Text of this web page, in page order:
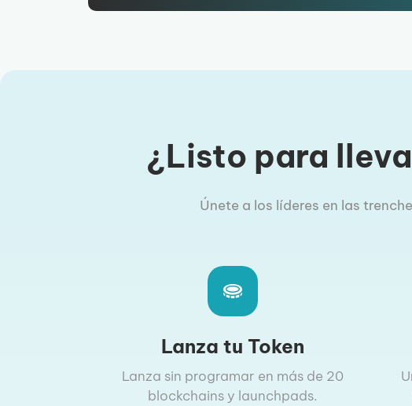
¿Listo para
Únete a los líderes en las
Lanza tu Token
Lanza sin programar en más de 20
blockchains y launchpads.